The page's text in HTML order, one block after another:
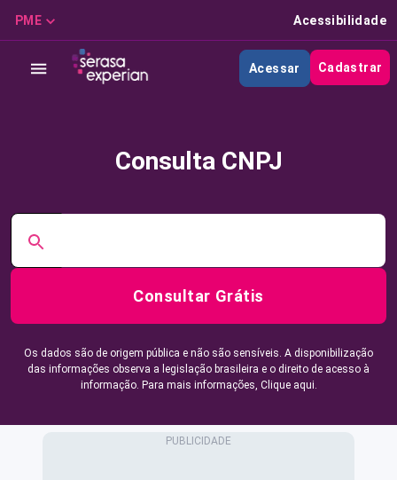
PME Acessibilidade
Acessar Cadastrar
Consulta CNPJ
Consultar Grátis
Os dados são de origem pública e não são sensíveis. A disponibilização
das informações observa a legislação brasileira e o direito de acesso à
informação. Para mais informações, Clique aqui.